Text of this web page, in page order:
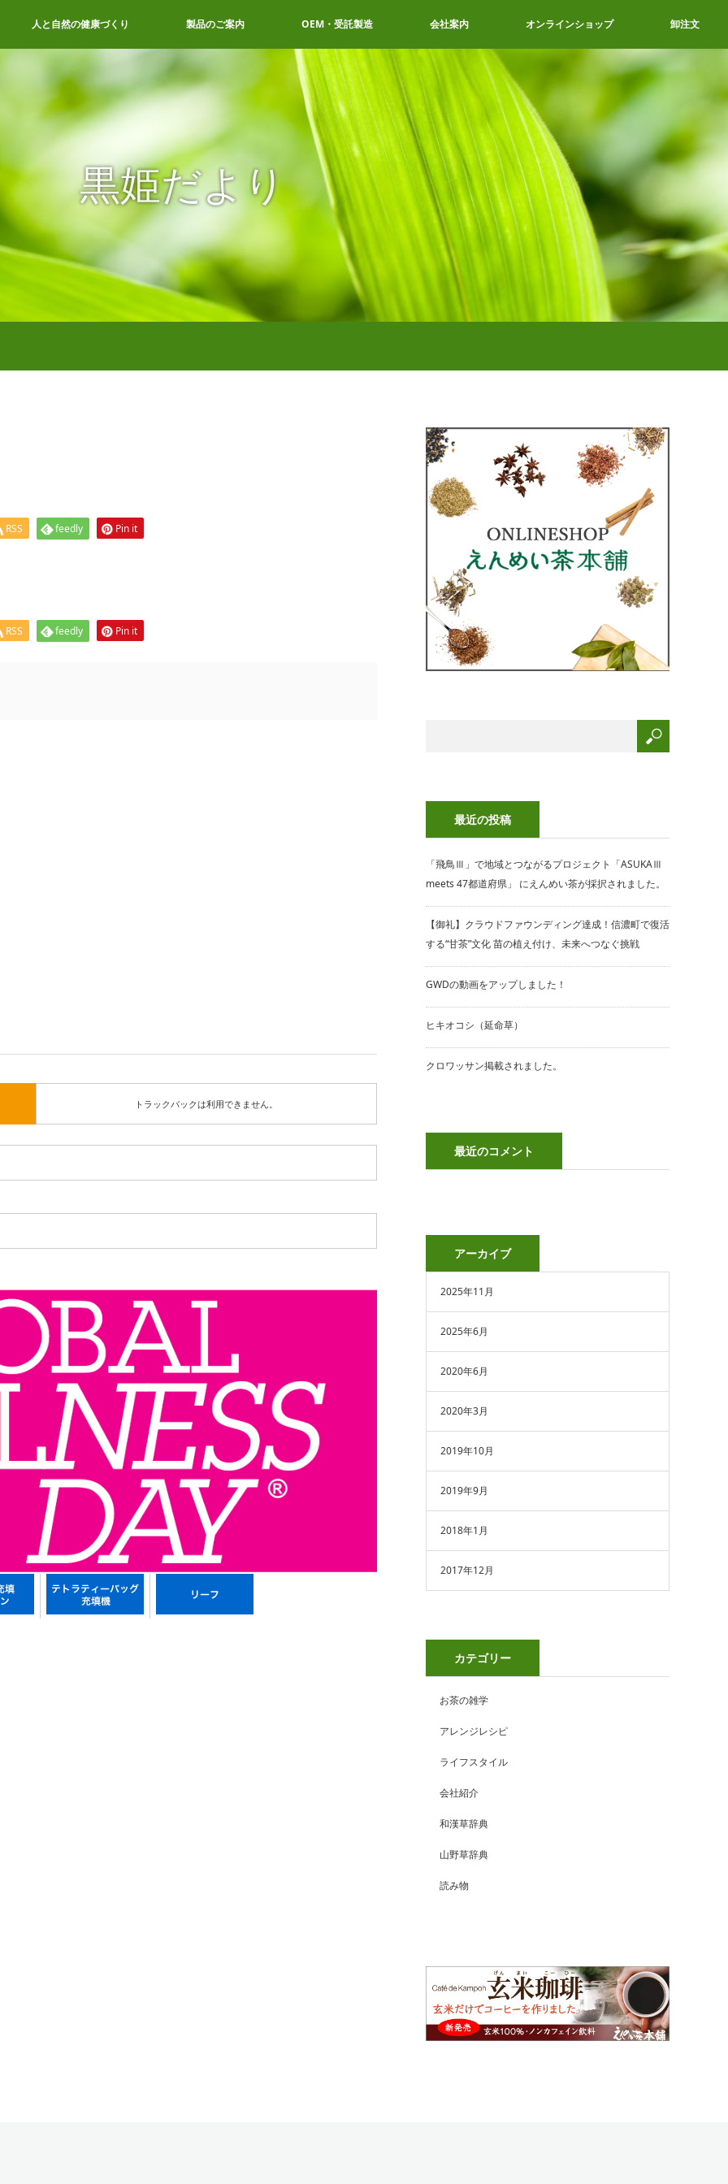
人と自然の健康づくり 製品のご案内 OEM・受託製造 会社案内 オンラインショップ 卸注文
黒姫だより
RSS feedly Pin it
RSS feedly Pin it
トラックバックは利用できません。
最近の投稿
「飛鳥Ⅲ」で地域とつながるプロジェクト「ASUKAⅢ
meets 47都道府県」 にえんめい茶が採択されました。
【御礼】クラウドファウンディング達成！信濃町で復活
する“甘茶”文化 苗の植え付け、未来へつなぐ挑戦
GWDの動画をアップしました！
ヒキオコシ（延命草）
クロワッサン掲載されました。
最近のコメント
アーカイブ
2025年11月
2025年6月
2020年6月
2020年3月
2019年10月
2019年9月
2018年1月
2017年12月
カテゴリー
お茶の雑学
アレンジレシピ
ライフスタイル
会社紹介
和漢草辞典
山野草辞典
読み物